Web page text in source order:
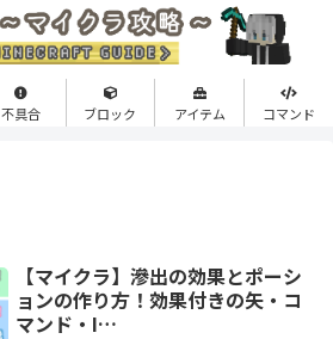
不具合 ブロック アイテム コマンド
【マイクラ】滲出の効果とポーシ
ョンの作り方！効果付きの矢・コ
マンド・I…